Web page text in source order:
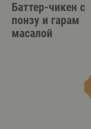
Баттер-чикен с
понзу и гарам
масалой